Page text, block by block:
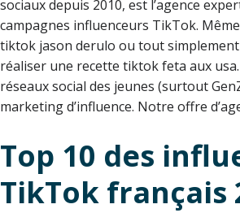
sociaux depuis 2010, est l’agence
campagnes influenceurs TikTok.
tiktok jason derulo ou tout
réaliser une recette tiktok feta aux
réseaux social des jeunes (surtout
marketing d’influence. Notre offre
Top 10 des
TikTok français